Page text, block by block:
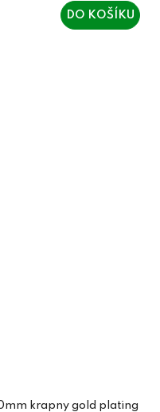
DO KOŠÍKU
krapny gold plating